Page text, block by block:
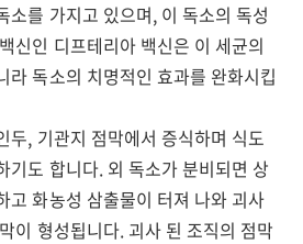
소를 가지고 있으며, 이 독소의 독성
신인 디프테리아 백신은 이 세균의
라 독소의 치명적인 효과를 완화시킵
두, 기관지 점막에서 증식하며 식도
기도 합니다. 외 독소가 분비되면 상
고 화농성 삼출물이 터져 나와 괴사
이 형성됩니다. 괴사 된 조직의 점막